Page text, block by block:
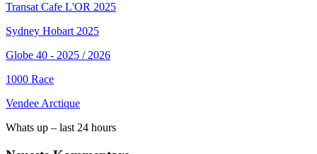
Transat Cafe L'OR 2025
Sydney Hobart 2025
Globe 40 - 2025 / 2026
1000 Race
Vendee Arctique
Whats up – last 24 hours